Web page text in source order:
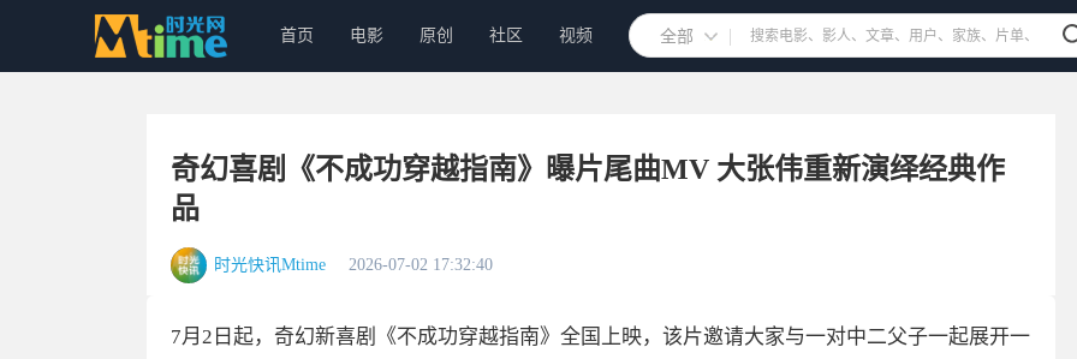
首页 电影 原创 社区 视频 全部
奇幻喜剧《不成功穿越指南》曝片尾曲MV 大张伟重新演绎经典作
品
时光快讯Mtime 2026-07-02 17:32:40
7月2日起，奇幻新喜剧《不成功穿越指南》全国上映，该片邀请大家与一对中二父子一起展开一